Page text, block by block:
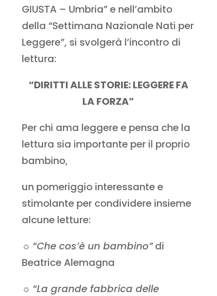
GIUSTA – Umbria” e nell’ambito
della “Settimana Nazionale Nati per
Leggere”, si svolgerà l’incontro di
lettura:
“DIRITTI ALLE STORIE: LEGGERE FA
LA FORZA”
Per chi ama leggere e pensa che la
lettura sia importante per il proprio
bambino,
un pomeriggio interessante e
stimolante per condividere insieme
alcune letture:
☼ “Che cos’è un bambino”di
Beatrice Alemagna
☼ “La grande fabbrica delle